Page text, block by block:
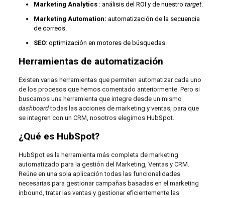
Marketing Analytics : análisis del ROI y de nuestro target.
Marketing Automation: automatización de la secuencia
de correos.
SEO: optimización en motores de búsquedas.
Herramientas de automatización
Existen varias herramientas que permiten automatizar cada uno
de los procesos que hemos comentado anteriormente. Pero si
buscamos una herramienta que integre desde un mismo
dashboardtodas las acciones de marketing y ventas, para que
se integren con un CRM, nosotros elegimos HubSpot.
¿Qué es HubSpot?
HubSpot es la herramienta más completa de marketing
automatizado para la gestión del Marketing, Ventas y CRM.
Reúne en una sola aplicación todas las funcionalidades
necesarias para gestionar campañas basadas en el marketing
inbound, tratar las ventas y gestionar eficientemente las